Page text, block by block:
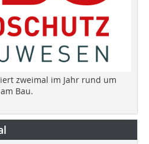
zweimal im Jahr rund um
Bau.